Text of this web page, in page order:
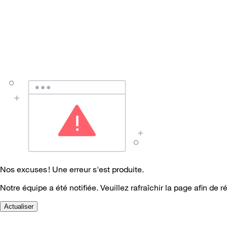
Nos excuses ! Une erreur s'est produite.
Notre équipe a été notifiée. Veuillez rafraîchir la page afin de
Actualiser